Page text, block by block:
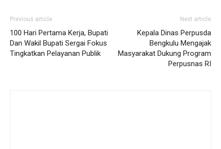
Previous article
100 Hari Pertama Kerja, Bupati
Dan Wakil Bupati Sergai Fokus
Tingkatkan Pelayanan Publik
Next article
Kepala Dinas Perpusda
Bengkulu Mengajak
Masyarakat Dukung Program
Perpusnas RI